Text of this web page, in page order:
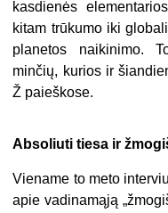
kasdienės
kitam trūkumo iki
planetos naikinimo.
minčių, kurios ir
Ž paieškose.
Absoliuti tiesa ir
Viename to meto
apie vadinamąją